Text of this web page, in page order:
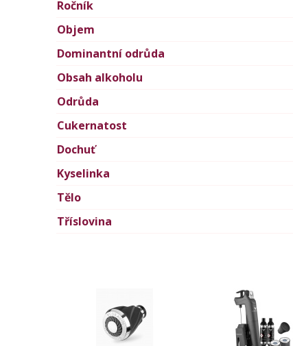
Ročník
Objem
Dominantní odrůda
Obsah alkoholu
Odrůda
Cukernatost
Dochuť
Kyselinka
Tělo
Tříslovina